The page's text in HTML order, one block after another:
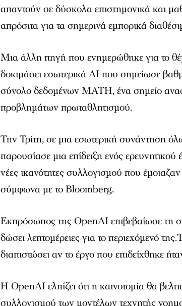
απαντούν σε δύσκολα επιστημονικά και
απρόσιτα για τα σημερινά εμπορικά
Μια άλλη πηγή που ενημερώθηκε για το
δοκιμάσει εσωτερικά AI που σημείωσε
σύνολο δεδομένων MATH, ένα σημείο
προβλημάτων πρωταθλητισμού.
Την Τρίτη, σε μια εσωτερική συνάντηση
παρουσίασε μια επίδειξη ενός
νέες ικανότητες συλλογισμού που
σύμφωνα με το Bloomberg.
Εκπρόσωπος της OpenAI επιβεβαίωσε τη
δώσει λεπτομέρειες για το περιεχόμενό
διαπιστώσει αν το έργο που επιδείχθηκε
Η OpenAI ελπίζει ότι η καινοτομία θα
συλλογισμού των μοντέλων τεχνητής